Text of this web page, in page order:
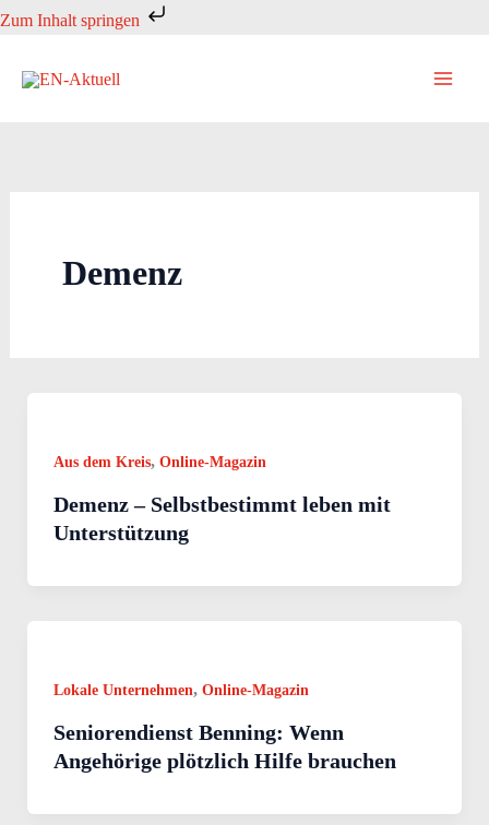
Zum Inhalt springen
Zum
springen
Demenz
Aus dem Kreis, Online-Magazin
Demenz – Selbstbestimmt leben mit
Unterstützung
Lokale Unternehmen, Online-Magazin
Seniorendienst Benning: Wenn
Angehörige plötzlich Hilfe brauchen